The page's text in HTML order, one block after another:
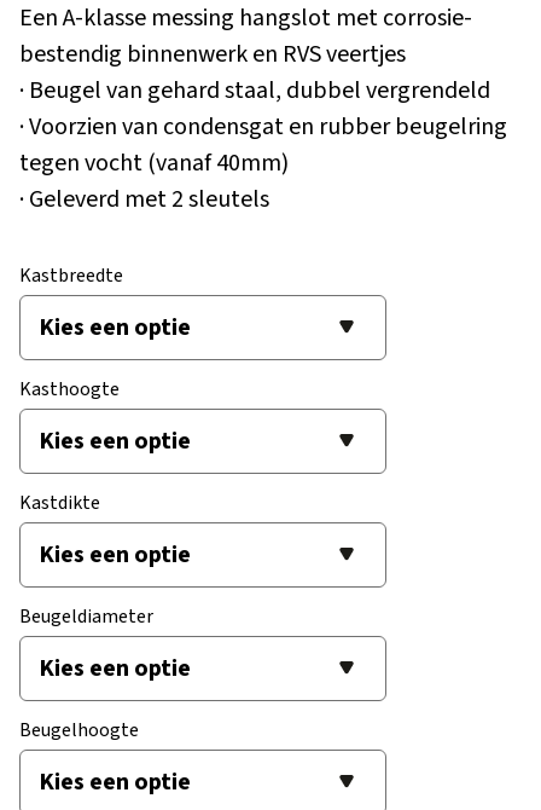
Een A-klasse messing hangslot met corrosie-
bestendig binnenwerk en RVS veertjes
· Beugel van gehard staal, dubbel vergrendeld
· Voorzien van condensgat en rubber beugelring
tegen vocht (vanaf 40mm)
· Geleverd met 2 sleutels
Kastbreedte
Kasthoogte
Kastdikte
Beugeldiameter
Beugelhoogte